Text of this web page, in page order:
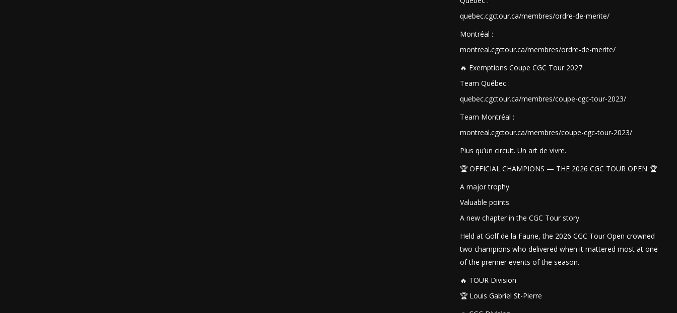
quebec.cgctour.ca/membres/ordre-de-merite/
Montréal :
montreal.cgctour.ca/membres/ordre-de-merite/
🔥 Exemptions Coupe CGC Tour 2027
Team Québec :
quebec.cgctour.ca/membres/coupe-cgc-tour-2023/
Team Montréal :
montreal.cgctour.ca/membres/coupe-cgc-tour-2023/
Plus qu’un circuit. Un art de vivre.
🏆 OFFICIAL CHAMPIONS — THE 2026 CGC TOUR OPEN 🏆
A major trophy.
Valuable points.
A new chapter in the CGC Tour story.
Held at Golf de la Faune, the 2026 CGC Tour Open crowned
two champions who delivered when it mattered most at one
of the premier events of the season.
🔥 TOUR Division
🏆 Louis Gabriel St-Pierre